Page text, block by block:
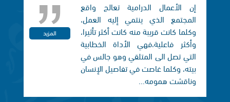
إن الأعمال الدرامية تعالج واقع
المجتمع الذي ينتمي إليه العمل،
وكلما كانت قريبة منه كانت أكثر تأثيرا،
وأكثر فاعلية،فهي الأداة الخطابية
التي تصل الی المتلقي وهو جالس في
بيته، وكلما غاصت في تفاصيل الإنسان
وناقشت همومه...
المزيد